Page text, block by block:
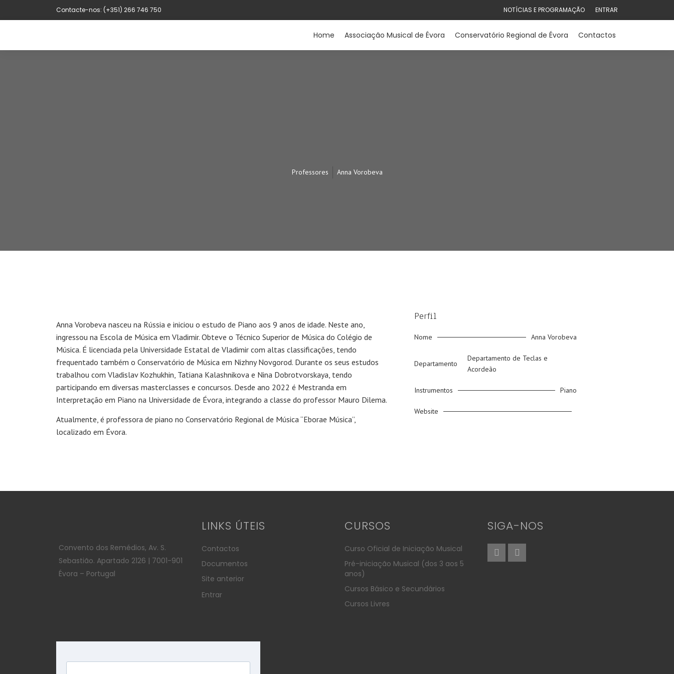
Contacte-nos: (+351) 266 746 750 NOTÍCIAS E PROGRAMAÇÃO ENTRAR
Home Associação Musical de Évora Conservatório Regional de Évora Contactos
Professores Anna Vorobeva
Anna Vorobeva nasceu na Rússia e iniciou o estudo de Piano aos 9 anos de idade. Neste ano,
ingressou na Escola de Música em Vladimir. Obteve o Técnico Superior de Música do Colégio de
Música. É licenciada pela Universidade Estatal de Vladimir com altas classificações, tendo
frequentado também o Conservatório de Música em Nizhny Novgorod. Durante os seus estudos
trabalhou com Vladislav Kozhukhin, Tatiana Kalashnikova e Nina Dobrotvorskaya, tendo
participando em diversas masterclasses e concursos. Desde ano 2022 é Mestranda em
Interpretação em Piano na Universidade de Évora, integrando a classe do professor Mauro Dilema.
Atualmente, é professora de piano no Conservatório Regional de Música “Eborae Música”,
localizado em Évora.
Perfil
Nome Anna Vorobeva
Departamento
Departamento de Teclas e
Acordeão
Instrumentos Piano
Website
Convento dos Remédios, Av. S.
Sebastião. Apartado 2126 | 7001-901
Évora – Portugal
LINKS ÚTEIS
Contactos
Documentos
Site anterior
Entrar
CURSOS
Curso Oficial de Iniciação Musical
Pré-iniciação Musical (dos 3 aos 5
anos)
Cursos Básico e Secundários
Cursos Livres
SIGA-NOS